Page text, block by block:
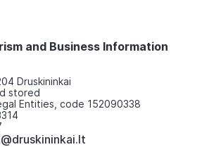
and Business Information
Druskininkai
stored
Entities, code 152090338